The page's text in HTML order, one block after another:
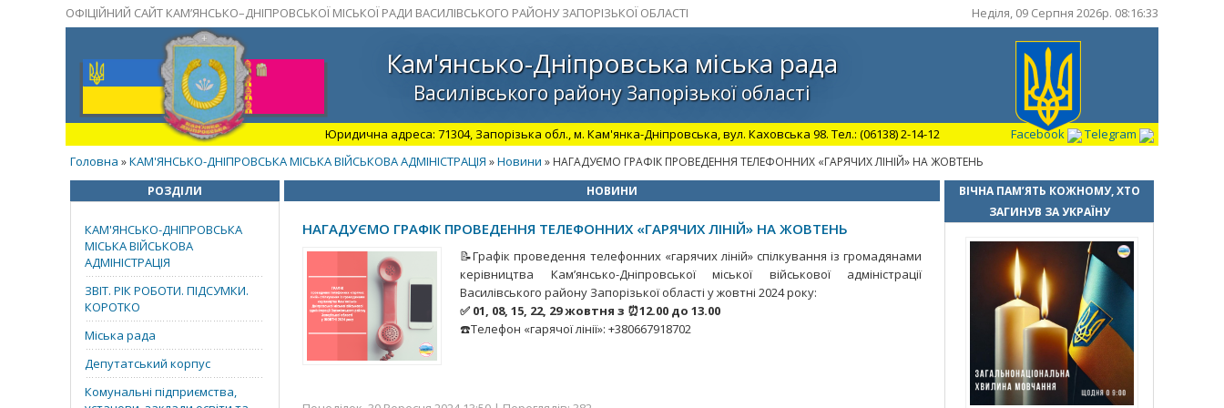
ОФІЦІЙНИЙ САЙТ КАМ’ЯНСЬКО–ДНІПРОВСЬКОЇ МІСЬКОЇ РАДИ ВАСИЛІВСЬКОГО РАЙОНУ ЗАПОРІЗЬКОЇ ОБЛАСТІ Неділя, 09 Серпня 2026р. 08:16:34
Кам'янсько-Дніпровська міська рада
Василівського району Запорізької області
Юридична адреса: 71304, Запорізька обл., м. Кам'янка-Дніпровська, вул. Каховська 98. Тел.: (06138) 2-14-12 Facebook
Telegram
Головна »КАМ'ЯНСЬКО-ДНІПРОВСЬКА МІСЬКА ВІЙСЬКОВА АДМІНІСТРАЦІЯ »Новини » НАГАДУЄМО ГРАФІК ПРОВЕДЕННЯ ТЕЛЕФОННИХ «ГАРЯЧИХ ЛІНІЙ» НА ЖОВТЕНЬ
РОЗДІЛИ
КАМ'ЯНСЬКО-ДНІПРОВСЬКА
МІСЬКА ВІЙСЬКОВА
АДМІНІСТРАЦІЯ
ЗВІТ. РІК РОБОТИ. ПІДСУМКИ.
КОРОТКО
Міська рада
Депутатський корпус
Комунальні підприємства,
НОВИНИ
НАГАДУЄМО ГРАФІК ПРОВЕДЕННЯ ТЕЛЕФОННИХ «ГАРЯЧИХ ЛІНІЙ» НА ЖОВТЕНЬ
📝Графік проведення телефонних «гарячих ліній» спілкування із громадянами
керівництва Кам’янсько-Дніпровської міської військової адміністрації
Василівського району Запорізької області у жовтні 2024 року:
✅ 01, 08, 15, 22, 29 жовтня з ⏰12.00 до 13.00
☎️Телефон «гарячої лінії»: +380667918702
ВІЧНА ПАМ’ЯТЬ КОЖНОМУ, ХТО
ЗАГИНУВ ЗА УКРАЇНУ